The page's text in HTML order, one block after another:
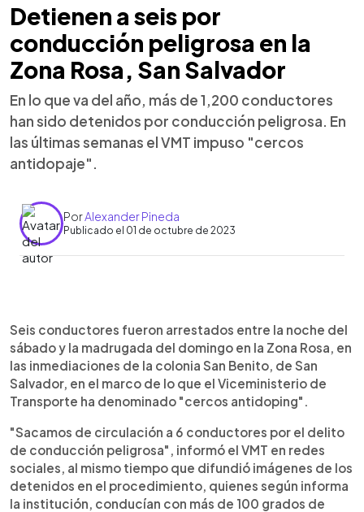
Detienen a seis por
conducción peligrosa en la
Zona Rosa, San Salvador
En lo que va del año, más de 1,200 conductores
han sido detenidos por conducción peligrosa. En
las últimas semanas el VMT impuso "cercos
antidopaje".
PorAlexander Pineda
Publicado el 01 de octubre de 2023
Escuchar artículo
Seis conductores fueron arrestados entre la noche del
sábado y la madrugada del domingo en la Zona Rosa, en
las inmediaciones de la colonia San Benito, de San
Salvador, en el marco de lo que el Viceministerio de
Transporte ha denominado "cercos antidoping".
"Sacamos de circulación a 6 conductores por el delito
de conducción peligrosa", informó el VMT en redes
sociales, al mismo tiempo que difundió imágenes de los
detenidos en el procedimiento, quienes según informa
la institución, conducían con más de 100 grados de